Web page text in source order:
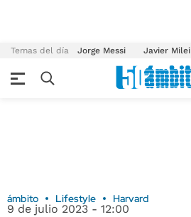
Temas del día Jorge Messi Javier Milei
ámbito Lifestyle Harvard
9 de julio 2023 - 12:00